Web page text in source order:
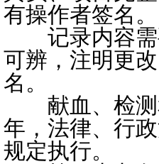
有操作者签名。
记录内容需
可辨，注明更
名。
献血、检测
年，法律、行
规定执行。